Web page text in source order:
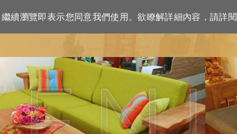
續瀏覽即表示您同意我們使用。欲瞭解詳細內容，請詳閱